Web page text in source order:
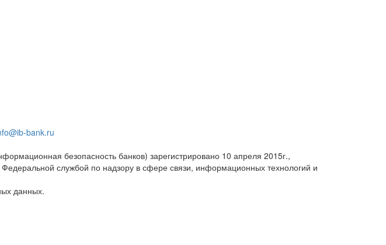
bank.ru
безопасность банков) зарегистрировано 10 апреля 2015г.,
службой по надзору в сфере связи, информационных технологий и
данных.